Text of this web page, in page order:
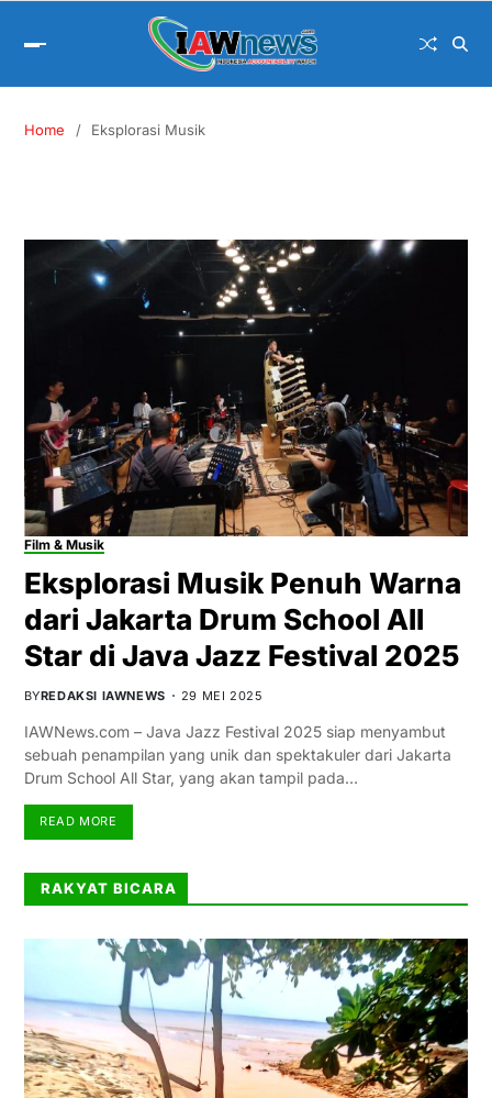
Home Eksplorasi Musik
Film & Musik
Eksplorasi Musik Penuh Warna
dari Jakarta Drum School All
Star di Java Jazz Festival 2025
BYREDAKSI IAWNEWS 29 MEI 2025
IAWNews.com – Java Jazz Festival 2025 siap menyambut
sebuah penampilan yang unik dan spektakuler dari Jakarta
Drum School All Star, yang akan tampil pada…
READ MORE
RAKYAT BICARA